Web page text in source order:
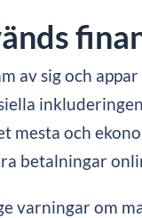
av sig och
mesta och
betalningar
varningar om